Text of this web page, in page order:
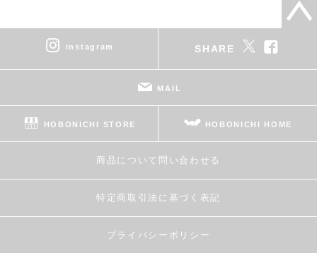
instagram SHARE
MAIL
HOBONICHI STORE HOBONICHI HOME
商品について問い合わせる
特定商取引法に基づく表記
プライバシーポリシー